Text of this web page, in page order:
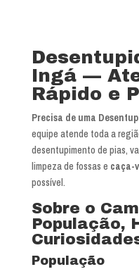
Ingá —
Rápido e
Precisa de uma
equipe atende toda a
desentupimento de pias,
limpeza de fossas e caça-
possível.
Sobre o
População,
População